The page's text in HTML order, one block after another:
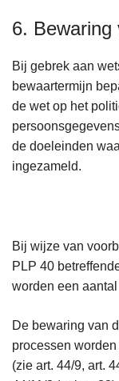
6. Bewaring
Bij gebrek aan
bewaartermijn
de wet op het
de doeleinden
ingezameld.
Bij wijze van
PLP 40
worden een
De bewaring van
processen
(zie art. 44/9, art.